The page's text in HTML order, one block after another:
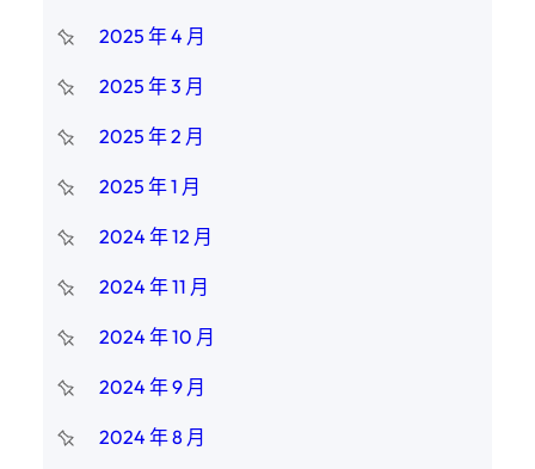
2025 年 4 月
2025 年 3 月
2025 年 2 月
2025 年 1 月
2024 年 12 月
2024 年 11 月
2024 年 10 月
2024 年 9 月
2024 年 8 月